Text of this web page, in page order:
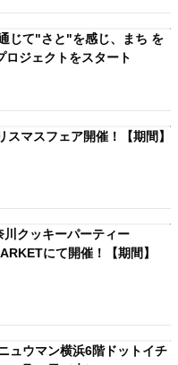
じて"さと"を感じ、まち を
ジェクトをスタート
マスフェア開催！【期間】
クッキーパーティー
にて開催！【期間】
ュウマン横浜6階ドットイチ